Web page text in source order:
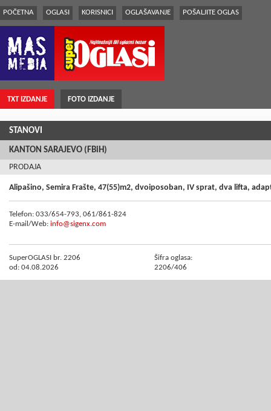
POČETNA OGLASI KORISNICI OGLAŠAVANJE POŠALJITE OGLAS
TXT IZDANJE FOTO IZDANJE
STANOVI
KANTON SARAJEVO (FBiH)
PRODAJA
Alipašino, Semira Frašte, 47(55)m2, dvoiposoban, IV sprat, dva lifta,
Telefon: 033/654-793, 061/861-824
E-mail/Web: info@sigenx.com
SuperOGLASI br. 2206
od: 04.08.2026
Šifra oglasa:
2206/406